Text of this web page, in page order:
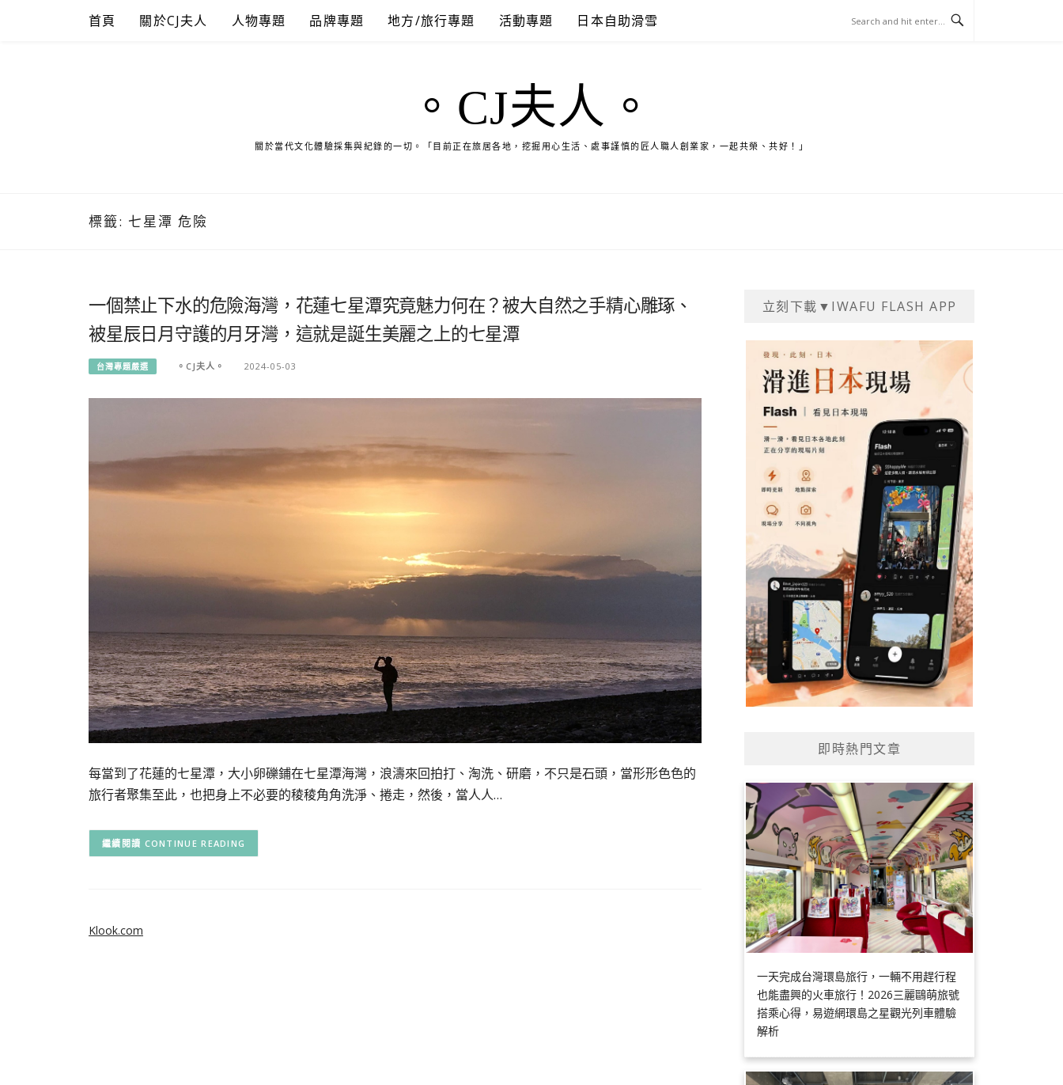
首頁 關於CJ夫人 人物專題 品牌專題 地方/旅行專題 活動專題 日本自助滑雪
。CJ夫人。
關於當代文化體驗採集與紀錄的一切。「目前正在旅居各地，挖掘用心生活、處事謹慎的匠人職人創業家，一起共榮、共好！」
標籤: 七星潭 危險
一個禁止下水的危險海灣，花蓮七星潭究竟魅力何在？被大自然之手精心雕琢、
被星辰日月守護的月牙灣，這就是誕生美麗之上的七星潭
台灣專題嚴選 。CJ夫人。 2024-05-03
每當到了花蓮的七星潭，大小卵礫鋪在七星潭海灣，浪濤來回拍打、淘洗、研磨，不只是石頭，當形形色色的
旅行者聚集至此，也把身上不必要的稜稜角角洗淨、捲走，然後，當人人…
CONTINUE READING
立刻下載▼IWAFU FLASH APP
即時熱門文章
一天完成台灣環島旅行，一輛不用趕行程
也能盡興的火車旅行！2026三麗鷗萌旅號
搭乘心得，易遊網環島之星觀光列車體驗
解析
Klook.com